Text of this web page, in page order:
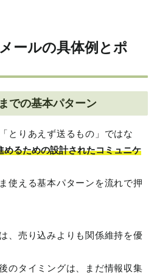
ールの具体例とポ
での基本パターン
とりあえず送るもの」ではな
めるための設計されたコミュニケ
使える基本パターンを流れで押
、売り込みよりも関係維持を優
のタイミングは、まだ情報収集